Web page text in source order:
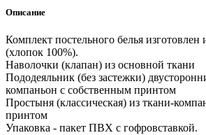
Описание
Комплект постельного белья изготовлен
(хлопок 100%).
Наволочки (клапан) из основной ткани
Пододеяльник (без застежки)
компаньон с собственным принтом
Простыня (классическая) из ткани-
принтом
Упаковка - пакет ПВХ с гофровставкой.